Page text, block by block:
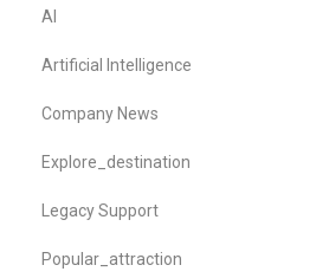
AI
Artificial Intelligence
Company News
Explore_destination
Legacy Support
Popular_attraction